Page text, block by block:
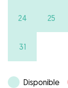
24 25
31
Disponible